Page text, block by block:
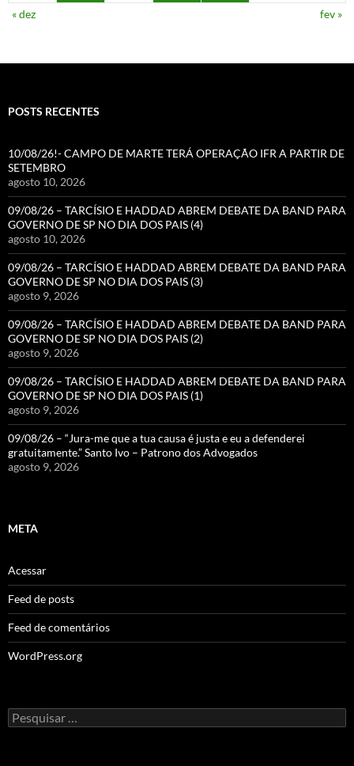
« dez fev »
POSTS RECENTES
10/08/26!- CAMPO DE MARTE TERÁ OPERAÇÃO IFR A PARTIR DE
SETEMBRO
agosto 10, 2026
09/08/26 – TARCÍSIO E HADDAD ABREM DEBATE DA BAND PARA
GOVERNO DE SP NO DIA DOS PAIS (4)
agosto 10, 2026
09/08/26 – TARCÍSIO E HADDAD ABREM DEBATE DA BAND PARA
GOVERNO DE SP NO DIA DOS PAIS (3)
agosto 9, 2026
09/08/26 – TARCÍSIO E HADDAD ABREM DEBATE DA BAND PARA
GOVERNO DE SP NO DIA DOS PAIS (2)
agosto 9, 2026
09/08/26 – TARCÍSIO E HADDAD ABREM DEBATE DA BAND PARA
GOVERNO DE SP NO DIA DOS PAIS (1)
agosto 9, 2026
09/08/26 – “Jura-me que a tua causa é justa e eu a defenderei
gratuitamente.” Santo Ivo – Patrono dos Advogados
agosto 9, 2026
META
Acessar
Feed de posts
Feed de comentários
WordPress.org
Pesquisar
por: